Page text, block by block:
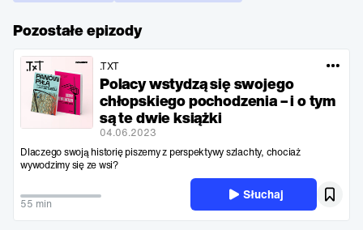
Pozostałe epizody
.TXT
Polacy wstydzą się swojego
chłopskiego pochodzenia – i o tym
są te dwie książki
04.06.2023
Dlaczego swoją historię piszemy z perspektywy szlachty, chociaż
wywodzimy się ze wsi?
55 min
Słuchaj